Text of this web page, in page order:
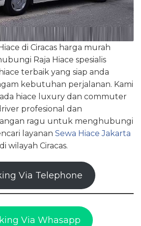
di Ciracas harga murah
Raja Hiace spesialis
terbaik yang siap anda
kebutuhan perjalanan. Kami
hiace luxury dan commuter
profesional dan
ragu untuk menghubungi
layanan Sewa Hiace Jakarta
wilayah Ciracas.
Via Telephone
Via Whasapp